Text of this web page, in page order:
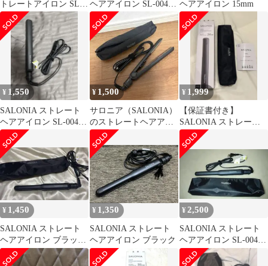
トレートアイロン SL-
004S 24mm
ヘアアイロン SL-004S
美品 袋着き
ヘアアイロン 15mm
¥ 1,550
SALONIA ストレート
ヘアアイロン SL-004S
本体
¥ 1,500
サロニア（SALONIA）
のストレートヘアアイ
ロン24mm
¥ 1,999
【保証書付き】
SALONIA ストレート
ヘアアイロン 24mm ブ
ラック 箱無し
¥ 1,450
SALONIA ストレート
ヘアアイロン ブラッ
ク SL-004S 15mm
¥ 1,350
SALONIA ストレート
ヘアアイロン ブラック
¥2,500
SALONIA ストレート
ヘアアイロン SL-004S
15mm 専用ポーチ付き